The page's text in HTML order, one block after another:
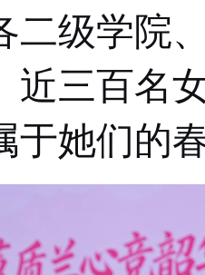
二级学院
近三百名
于她们的